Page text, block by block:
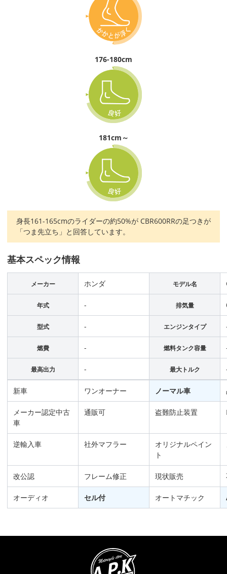
176-180cm
181cm～
身長161-165cmのライダーの約50%が CBR600RRの足つきが
「つま先立ち」と回答しています。
基本スペック情報
メーカー ホンダ モデル名
年式 - 排気量
型式 - エンジンタイプ
燃費 - 燃料タンク容量
最高出力 - 最大トルク
新車 ワンオーナー ノーマル車
メーカー認定中古
車
通販可 盗難防止装置
逆輸入車 社外マフラー
オリジナルペイン
ト
改公認 フレーム修正 現状販売
オーディオ セル付 オートマチック